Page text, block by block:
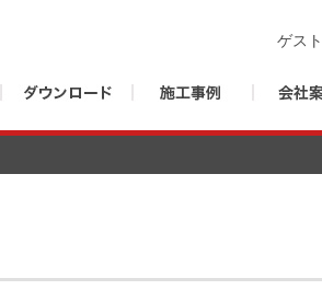
ゲスト